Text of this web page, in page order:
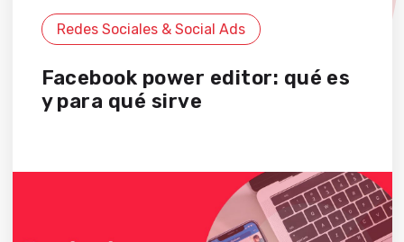
Redes Sociales & Social Ads
Facebook power editor: qué es
y para qué sirve